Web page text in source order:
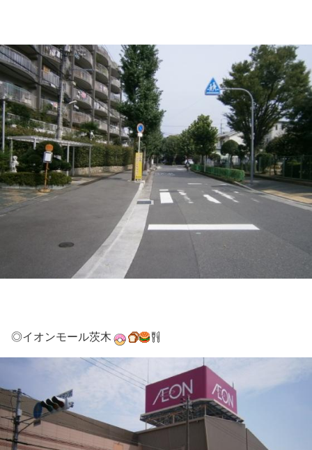
◎イオンモール茨木